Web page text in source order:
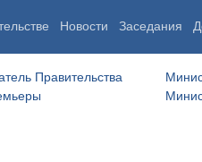
Новости Заседания
Правительства